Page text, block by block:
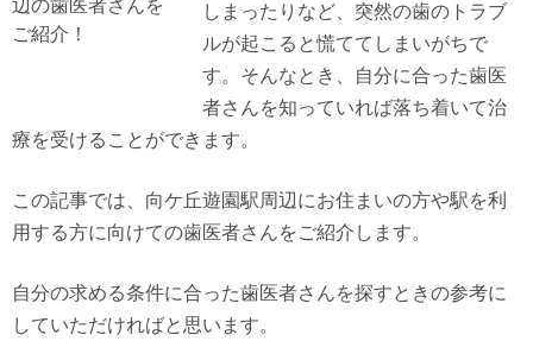
しまったりなど、突然の歯のトラブ
ルが起こると慌ててしまいがちで
す。そんなとき、自分に合った歯医
者さんを知っていれば落ち着いて治
療を受けることができます。
この記事では、向ケ丘遊園駅周辺にお住まいの方や駅を利
用する方に向けての歯医者さんをご紹介します。
自分の求める条件に合った歯医者さんを探すときの参考に
していただければと思います。